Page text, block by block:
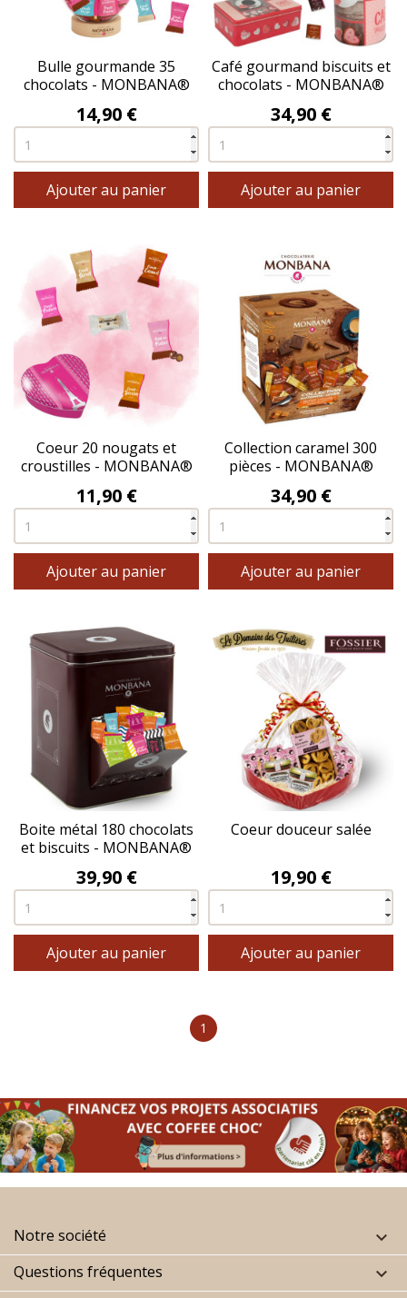
Bulle gourmande 35
chocolats - MONBANA®
Prix
14,90 €
Ajouter au panier
Café gourmand biscuits et
chocolats - MONBANA®
Prix
34,90 €
Ajouter au panier
Coeur 20 nougats et
croustilles - MONBANA®
Prix
11,90 €
Ajouter au panier
Collection caramel 300
pièces - MONBANA®
Prix
34,90 €
Ajouter au panier
Boite métal 180 chocolats
et biscuits - MONBANA®
Prix
39,90 €
Ajouter au panier
Coeur douceur salée
Prix
19,90 €
Ajouter au panier
1
Notre société 
Questions fréquentes 